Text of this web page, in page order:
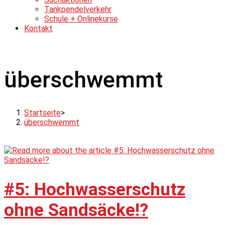
Tankpendelverkehr
Schule + Onlinekurse
Kontakt
überschwemmt
Startseite>
überschwemmt
#5: Hochwasserschutz
ohne Sandsäcke!?